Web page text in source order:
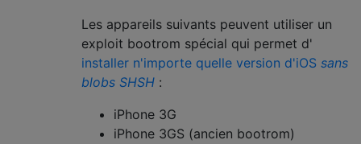
Les appareils suivants peuvent utiliser un
exploit bootrom spécial qui permet d'
installer n'importe quelle version d'iOS sans
blobs SHSH :
iPhone 3G
iPhone 3GS (ancien bootrom)